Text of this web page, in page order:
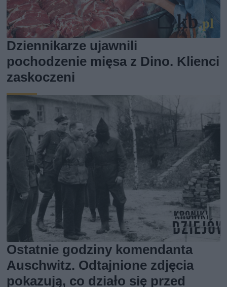
Dziennikarze ujawnili
pochodzenie mięsa z Dino. Klienci
zaskoczeni
Ostatnie godziny komendanta
Auschwitz. Odtajnione zdjęcia
pokazują, co działo się przed